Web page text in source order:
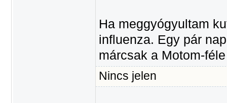
Ha meggyógyultam
influenza. Egy pár
márcsak a Motom-
Nincs jelen